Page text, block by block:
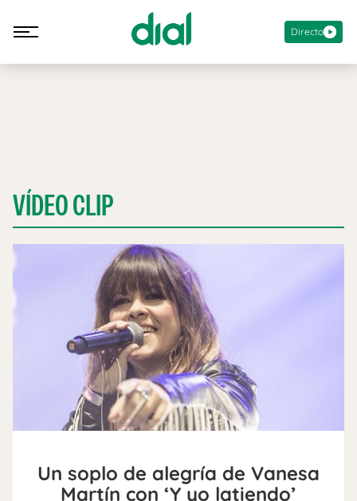
Directo
VÍDEO CLIP
Un soplo de alegría de Vanesa
Martín con ‘Y yo latiendo’